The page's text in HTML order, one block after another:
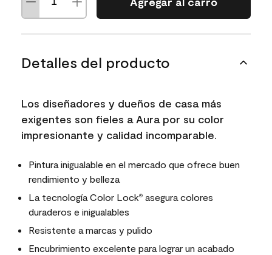
Detalles del producto
Los diseñadores y dueños de casa más
exigentes son fieles a Aura por su color
impresionante y calidad incomparable.
Pintura inigualable en el mercado que ofrece buen
rendimiento y belleza
La tecnología Color Lock® asegura colores
duraderos e inigualables
Resistente a marcas y pulido
Encubrimiento excelente para lograr un acabado